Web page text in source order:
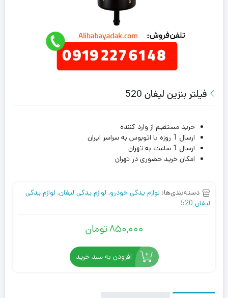
فیلتر بنزین لیفان 520
خرید مستقیم از وارد کننده
ارسال 1 روزه با اتوبوس به سراسر ایران
ارسال 1 ساعت به تهران
امکان خرید حضوری در تهران
دسته‌بندی‌ها: لوازم یدکی خودرو, لوازم یدکی لیفان, لوازم یدکی
لیفان 520
850,000تومان
افزودن به سبد خرید